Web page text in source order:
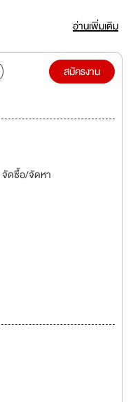
อ่านเพิ่มเติม
สมัครงาน
จัดซื้อ/จัดหา